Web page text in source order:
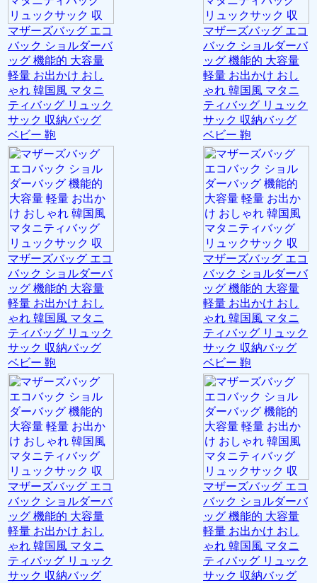
マザーズバッグ エコ
バック ショルダーバ
ッグ 機能的 大容量
軽量 お出かけ おし
ゃれ 韓国風 マタニ
ティバッグ リュック
サック 収納バッグ
ベビー 鞄
マザーズバッグ エコ
バック ショルダーバ
ッグ 機能的 大容量
軽量 お出かけ おし
ゃれ 韓国風 マタニ
ティバッグ リュック
サック 収納バッグ
ベビー 鞄
マザーズバッグ エコ
バック ショルダーバ
ッグ 機能的 大容量
軽量 お出かけ おし
ゃれ 韓国風 マタニ
ティバッグ リュック
サック 収納バッグ
ベビー 鞄
マザーズバッグ エコ
バック ショルダーバ
ッグ 機能的 大容量
軽量 お出かけ おし
ゃれ 韓国風 マタニ
ティバッグ リュック
サック 収納バッグ
ベビー 鞄
マザーズバッグ エコ
バック ショルダーバ
ッグ 機能的 大容量
軽量 お出かけ おし
ゃれ 韓国風 マタニ
ティバッグ リュック
サック 収納バッグ
マザーズバッグ エコ
バック ショルダーバ
ッグ 機能的 大容量
軽量 お出かけ おし
ゃれ 韓国風 マタニ
ティバッグ リュック
サック 収納バッグ